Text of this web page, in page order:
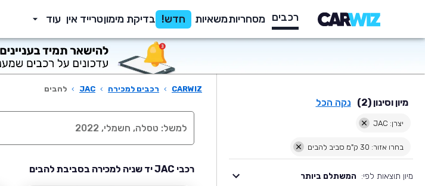
רכבים מסחריותמשאיות חדש! בדיקת מימוןטרייד אין עוד
מיון וסינון (2) נקה הכל
יצרן: JAC
בחרו אזור: 30 ק"מ סביב להבים
מיון תוצאות לפי: המשתלם ביותר
CARWIZ
› רכבים למכירה ›
JAC
› להבים
רכבי JAC יד שניה למכירה בסביבת להבים